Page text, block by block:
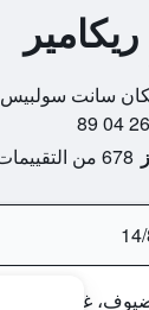
678 من التقييمات تم التحقق منها